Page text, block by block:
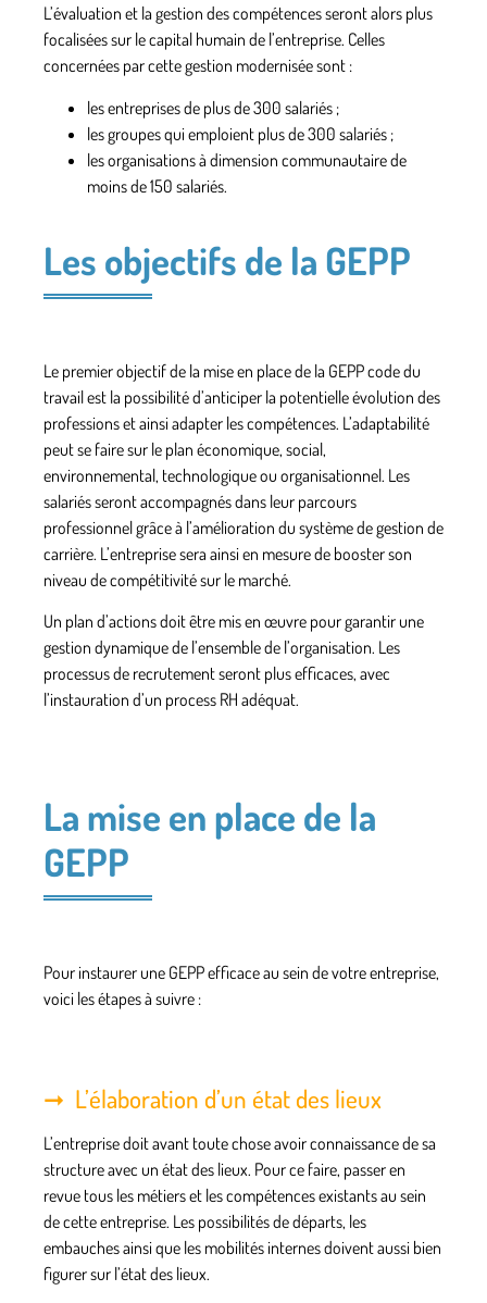
L’évaluation et la gestion des compétences seront alors plus
focalisées sur le capital humain de l’entreprise. Celles
concernées par cette gestion modernisée sont :
les entreprises de plus de 300 salariés ;
les groupes qui emploient plus de 300 salariés ;
les organisations à dimension communautaire de
moins de 150 salariés.
Les objectifs de la GEPP
Le premier objectif de la mise en place de la GEPP code du
travail est la possibilité d’anticiper la potentielleévolution des
professionset ainsi adapter les compétences. L’adaptabilité
peut se faire sur le plan économique, social,
environnemental, technologique ou organisationnel. Les
salariés seront accompagnés dans leur parcours
professionnel grâce à l’amélioration du système degestion de
carrière. L’entreprise sera ainsi en mesure de booster son
niveau de compétitivité sur le marché.
Un plan d’actions doit être mis en œuvre pour garantir une
gestion dynamique de l’ensemble de l’organisation. Les
processus de recrutementseront plus efficaces, avec
l’instauration d’un process RH adéquat.
La mise en place de la
GEPP
Pour instaurer une GEPP efficaceau sein de votre entreprise,
voici les étapes à suivre :
L’élaboration d’un état des lieux
L’entreprise doit avant toute chose avoirconnaissance de sa
structureavec un état des lieux. Pour ce faire, passer en
revue tous les métiers et les compétences existants au sein
de cette entreprise. Les possibilités de départs, les
embauches ainsi que les mobilités internes doivent aussi bien
figurer sur l’état des lieux.